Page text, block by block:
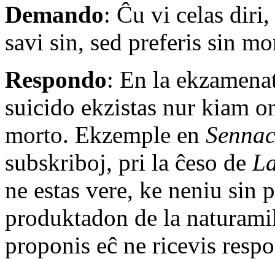
Demando: Ĉu vi celas
savi sin, sed preferis sin
Respondo: En la
suicido ekzistas nur kiam
morto. Ekzemple en
subskriboj, pri la ĉeso de
ne estas vere, ke neniu sin
produktadon de la
proponis eĉ ne ricevis